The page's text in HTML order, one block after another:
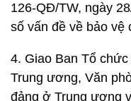
126-QĐ/TW, ngày
số vấn đề về bảo vệ
4. Giao Ban Tổ
Trung ương, Văn
đảng ở Trung ương